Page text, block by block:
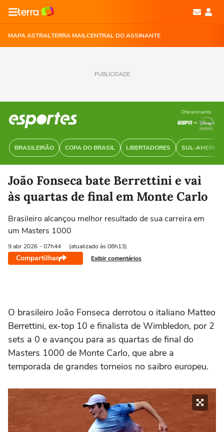
MAPA ASTRALTERRA MAILCENTRAL DO ASSINANTE
PUBLICIDADE
BRASILEIRÃO COPA DO BRASIL LIBERTADORES SUL-
Oferecimento
João Fonseca bate Berrettini e vai
às quartas de final em Monte Carlo
Brasileiro alcançou melhor resultado de sua carreira em
um Masters 1000
9 abr 2026 - 07h44 (atualizado às 08h13)
Compartilhar Exibir comentários
O brasileiro João Fonseca derrotou o italiano Matteo
Berrettini, ex-top 10 e finalista de Wimbledon, por 2
sets a 0 e avançou para as quartas de final do
Masters 1000 de Monte Carlo, que abre a
temporada de grandes torneios no saibro europeu.